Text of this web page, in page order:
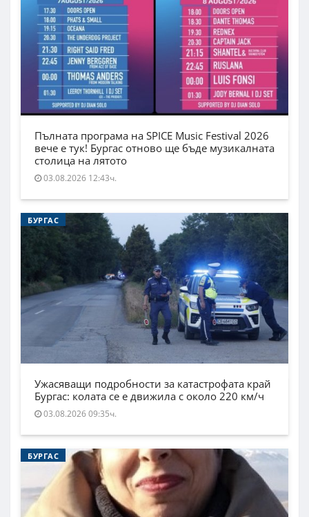
Пълната програма на SPICE Music Festival 2026
вече е тук! Бургас отново ще бъде музикалната
столица на лятото
03.08.2026 12:43ч.
БУРГАС
Ужасяващи подробности за катастрофата край
Бургас: колата се е движила с около 220 км/ч
03.08.2026 09:35ч.
БУРГАС